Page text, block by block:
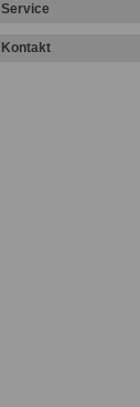
Service
Kontakt